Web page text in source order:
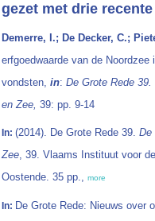
gezet met drie
Demerre, I.; De Decker, C.;
erfgoedwaarde van de
vondsten, in: De Grote Rede
en Zee, 39: pp. 9-14
In: (2014). De Grote Rede 39. De
Zee, 39. Vlaams Instituut voor
Oostende. 35 pp., more
In: De Grote Rede: Nieuws over